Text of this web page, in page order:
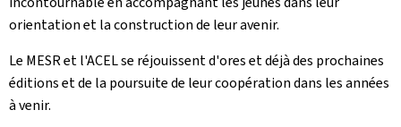
orientation et la construction de leur avenir.
Le MESR et l'ACEL se réjouissent d'ores et déjà des prochaines
éditions et de la poursuite de leur coopération dans les années
à venir.